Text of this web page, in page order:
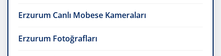
Erzurum Canlı Mobese Kameraları
Erzurum Fotoğrafları